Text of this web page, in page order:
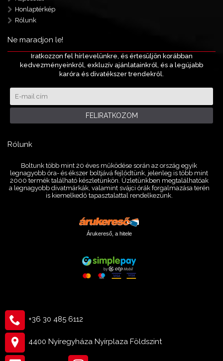
Honlaptérkép
Rólunk
Ne maradjon le!
Iratkozzon fel hírlevelünkre, és értesüljön korábban
kedvezményeinkről, exkluzív ajánlatainkról, és a legújabb
karóra és divatékszer trendekről.
FELIRATKOZOM
Rólunk
Boltunk több mint 20 éves működése során az ország egyik
legnagyobb óra- és ékszer boltjává fejlődtünk, jelenleg is több mint
2000 termék található készletünkön. Üzletünkben megtalálhatóak
a legnagyobb divatmárkák, valamint svájci órák forgalmazása terén
is kiemelkedő tapasztalattal rendelkezünk.
Árukereső, a hitele
+36 30 485 6112
4400 Nyíregyháza Nyírplaza Földszint